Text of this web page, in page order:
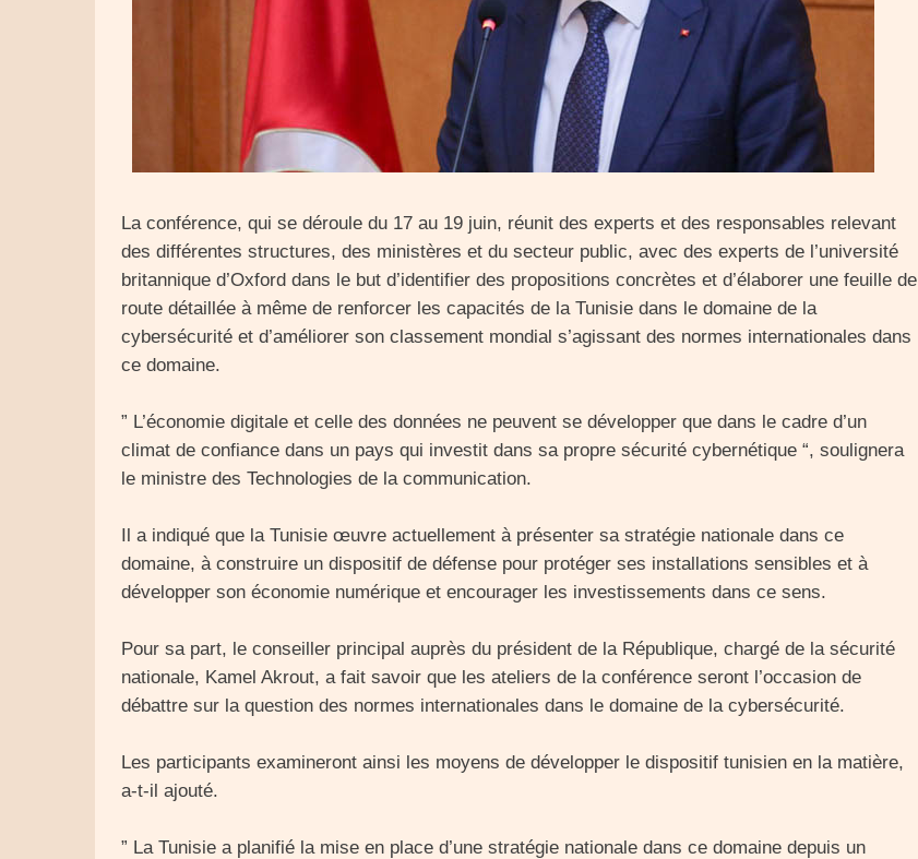
La conférence, qui se déroule du 17 au 19 juin, réunit des experts et des responsables relevant
des différentes structures, des ministères et du secteur public, avec des experts de l’université
britannique d’Oxford dans le but d’identifier des propositions concrètes et d’élaborer une feuille de
route détaillée à même de renforcer les capacités de la Tunisie dans le domaine de la
cybersécurité et d’améliorer son classement mondial s’agissant des normes internationales dans
ce domaine.
” L’économie digitale et celle des données ne peuvent se développer que dans le cadre d’un
climat de confiance dans un pays qui investit dans sa propre sécurité cybernétique “, soulignera
le ministre des Technologies de la communication.
Il a indiqué que la Tunisie œuvre actuellement à présenter sa stratégie nationale dans ce
domaine, à construire un dispositif de défense pour protéger ses installations sensibles et à
développer son économie numérique et encourager les investissements dans ce sens.
Pour sa part, le conseiller principal auprès du président de la République, chargé de la sécurité
nationale, Kamel Akrout, a fait savoir que les ateliers de la conférence seront l’occasion de
débattre sur la question des normes internationales dans le domaine de la cybersécurité.
Les participants examineront ainsi les moyens de développer le dispositif tunisien en la matière,
a-t-il ajouté.
” La Tunisie a planifié la mise en place d’une stratégie nationale dans ce domaine depuis un